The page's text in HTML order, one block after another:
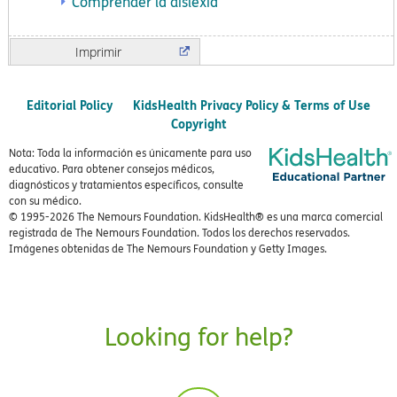
Imprimir
Editorial Policy
KidsHealth Privacy Policy & Terms of Use
Copyright
Nota: Toda la información es únicamente para uso
educativo. Para obtener consejos médicos,
diagnósticos y tratamientos específicos, consulte
con su médico.
© 1995-2026 The Nemours Foundation. KidsHealth® es una marca comercial
registrada de The Nemours Foundation. Todos los derechos reservados.
Imágenes obtenidas de The Nemours Foundation y Getty Images.
Looking for help?